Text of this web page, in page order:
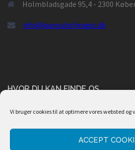
Vi bruger cookies til at optimere vores websted og
ACCEPT
Holmbladsgade 95,4 - 2300
info@pursuitofmagic.dk
HVOR DU KAN FINDE OS